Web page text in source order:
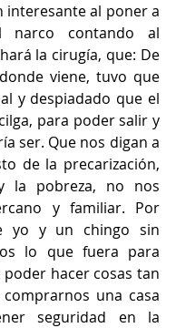
interesante al poner a
narco contando al
la cirugía, que: De
viene, tuvo que
y despiadado que el
para poder salir y
ser. Que nos digan a
de la precarización,
la pobreza, no nos
y familiar. Por
yo y un chingo sin
lo que fuera para
hacer cosas tan
una casa
seguridad en la